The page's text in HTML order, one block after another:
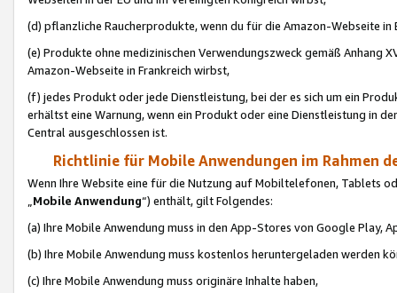
(d) pflanzliche Raucherprodukte, wenn du für die Amazon-Webseite in
(e) Produkte ohne medizinischen Verwendungszweck gemäß Anhang
Amazon-Webseite in Frankreich wirbst,
(f) jedes Produkt oder jede Dienstleistung, bei der es sich um ein
erhältst eine Warnung, wenn ein Produkt oder eine Dienstleistung in
Central ausgeschlossen ist.
Richtlinie für Mobile Anwendungen im Rahmen
Wenn Ihre Website eine für die Nutzung auf Mobiltelefonen, Tablets
„Mobile Anwendung“) enthält, gilt Folgendes:
(a) Ihre Mobile Anwendung muss in den App-Stores von Google Play,
(b) Ihre Mobile Anwendung muss kostenlos heruntergeladen werden
(c) Ihre Mobile Anwendung muss originäre Inhalte haben,